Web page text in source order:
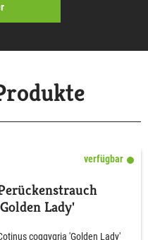
verfügbar
Lady'
coggygria 'Golden Lady'